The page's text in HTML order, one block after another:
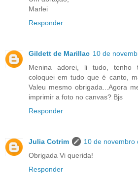
Marlei
Responder
Gildett de Marillac 10 de
Menina adorei, li tudo, tenho
coloquei em tudo que é canto,
Valeu mesmo obrigada...Agora
imprimir a foto no canvas? Bjs
Responder
Julia Cotrim
10 de novembro
Obrigada Vi querida!
Responder